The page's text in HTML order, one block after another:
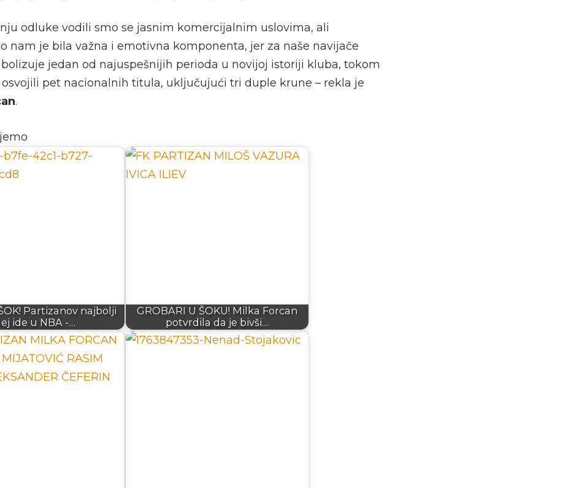
odluke vodili smo se jasnim komercijalnim uslovima, ali
nam je bila važna i emotivna komponenta, jer za naše navijače
jedan od najuspešnijih perioda u novijoj istoriji kluba, tokom
osvojili pet nacionalnih titula, uključujući tri duple krune – rekla je
.
Partizanov najbolji
ide u NBA -…
GROBARI U ŠOKU! Milka Forcan
potvrdila da je bivši…